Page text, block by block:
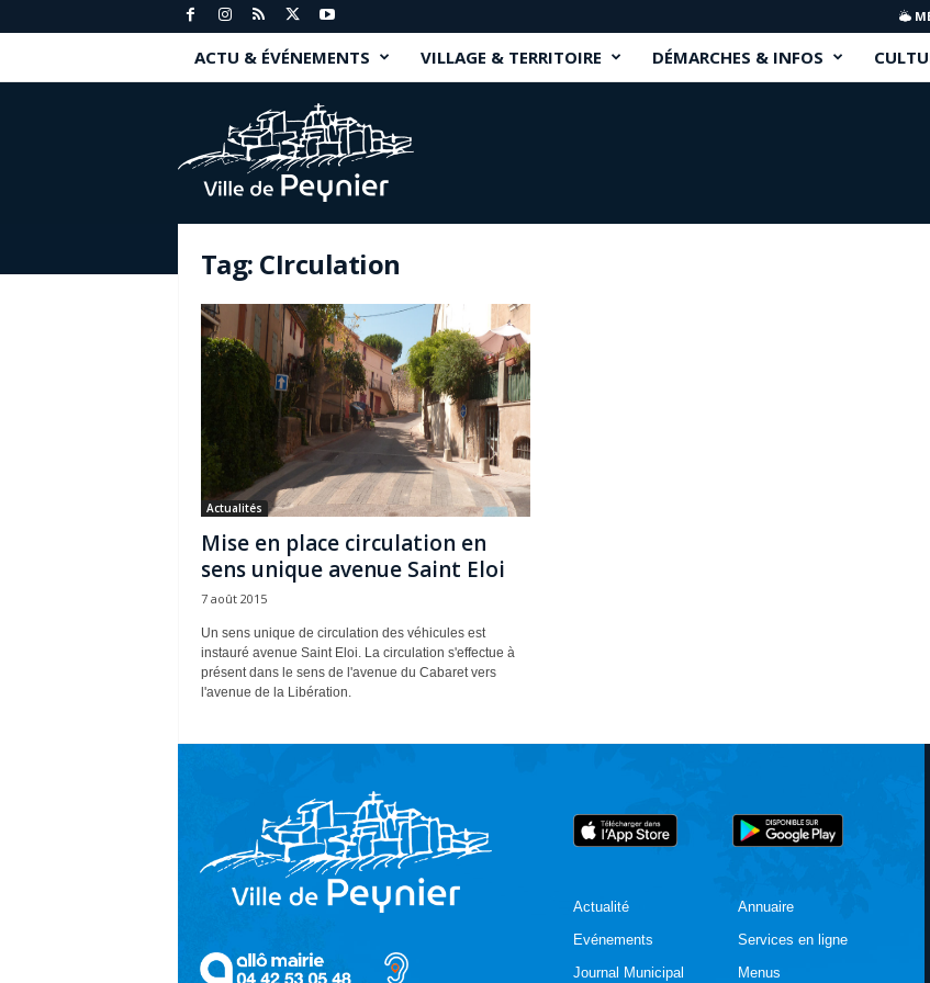
ACTU & ÉVÉNEMENTS VILLAGE & TERRITOIRE DÉMARCHES & INFOS
n
Tag: CIrculation
Actualités
Mise en place circulation en
sens unique avenue Saint Eloi
7 août 2015
Un sens unique de circulation des véhicules est
instauré avenue Saint Eloi. La circulation s'effectue à
présent dans le sens de l'avenue du Cabaret vers
l'avenue de la Libération.
Actualité
Evénements
Journal Municipal
Annuaire
Services en ligne
Menus